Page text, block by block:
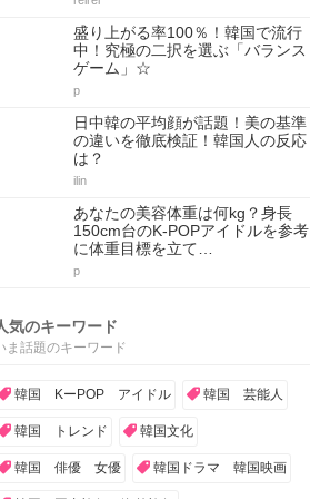
盛り上がる率100％！韓国で流行
中！究極の二択を選ぶ「バランス
ゲーム」☆
p
日中韓の平均顔が話題！美の基準
の違いを徹底検証！韓国人の反応
は？
ilin
あなたの美容体重は何kg？身長
150cm台のK-POPアイドルを参考
に体重目標を立て…
p
気のキーワード
ま話題のキーワード
韓国 KーPOP アイドル 韓国 芸能人
韓国 トレンド 韓国文化
韓国 俳優 女優 韓国ドラマ 韓国映画